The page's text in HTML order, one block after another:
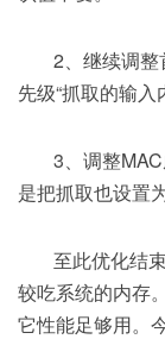
2、继续调
先级“抓取的输入
3、调整
是把抓取也设置
至此优化结
较吃系统的内存
它性能足够用。